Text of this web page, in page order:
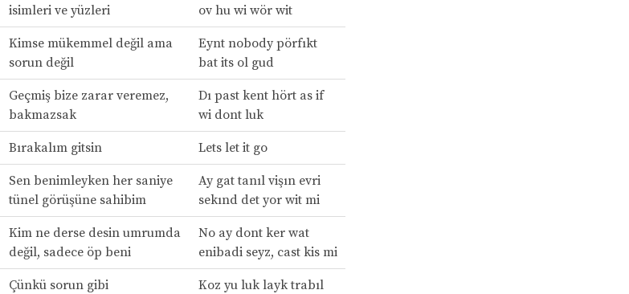
isimleri ve yüzleri
ov hu wi wör wit
Kimse mükemmel değil ama
sorun değil
Eynt nobody pörfıkt
bat its ol gud
Geçmiş bize zarar veremez,
bakmazsak
Dı past kent hört as if
wi dont luk
Bırakalım gitsin Lets let it go
Sen benimleyken her saniye
tünel görüşüne sahibim
Ay gat tanıl vişın evri
sekınd det yor wit mi
Kim ne derse desin umrumda
değil, sadece öp beni
No ay dont ker wat
enibadi seyz, cast kis mi
Çünkü sorun gibi
Koz yu luk layk trabıl